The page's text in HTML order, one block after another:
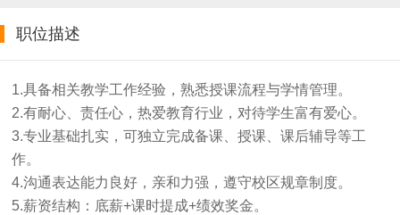
职位描述
1.具备相关教学工作经验，熟悉授课流程与学情管理。
2.有耐心、责任心，热爱教育行业，对待学生富有爱心。
3.专业基础扎实，可独立完成备课、授课、课后辅导等工
作。
4.沟通表达能力良好，亲和力强，遵守校区规章制度。
5.薪资结构：底薪+课时提成+绩效奖金。